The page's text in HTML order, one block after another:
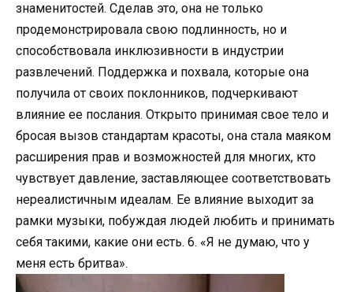
знаменитостей. Сделав это, она не только
продемонстрировала свою подлинность, но и
способствовала инклюзивности в индустрии
развлечений. Поддержка и похвала, которые она
получила от своих поклонников, подчеркивают
влияние ее послания. Открыто принимая свое тело и
бросая вызов стандартам красоты, она стала маяком
расширения прав и возможностей для многих, кто
чувствует давление, заставляющее соответствовать
нереалистичным идеалам. Ее влияние выходит за
рамки музыки, побуждая людей любить и принимать
себя такими, какие они есть. 6. «Я не думаю, что у
меня есть бритва».